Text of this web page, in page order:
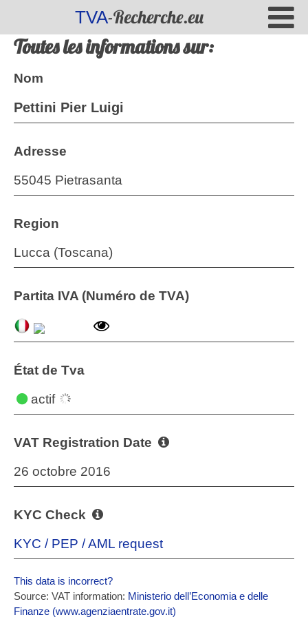
TVA-Recherche.eu
Toutes les informations sur:
Nom
Pettini Pier Luigi
Adresse
55045 Pietrasanta
Region
Lucca (Toscana)
Partita IVA (Numéro de TVA)
État de Tva
actif
VAT Registration Date
26 octobre 2016
KYC Check
KYC / PEP / AML request
This data is incorrect?
Source: VAT information: Ministerio dell’Economia e delle
Finanze (www.agenziaentrate.gov.it)